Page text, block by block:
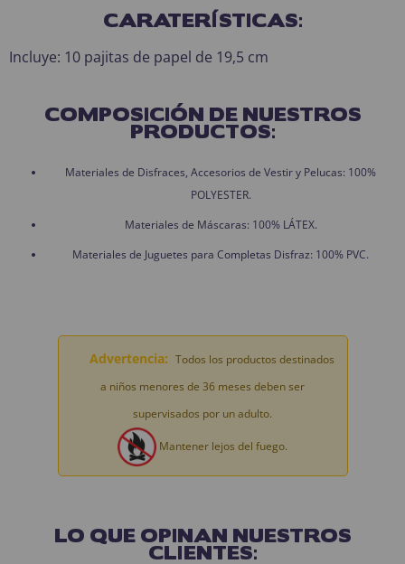
CARATERÍSTICAS:
Incluye: 10 pajitas de papel de 19,5 cm
COMPOSICIÓN DE NUESTROS
PRODUCTOS:
Materiales de Disfraces, Accesorios de Vestir y Pelucas: 100%
POLYESTER.
Materiales de Máscaras: 100% LÁTEX.
Materiales de Juguetes para Completas Disfraz: 100% PVC.
Advertencia: Todos los productos destinados
a niños menores de 36 meses deben ser
supervisados por un adulto.
Mantener lejos del fuego.
LO QUE OPINAN NUESTROS
CLIENTES: